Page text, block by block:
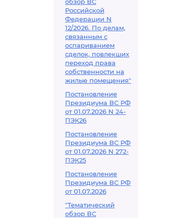
Российской
Федерации N
12/2026. По делам,
связанным с
оспариванием
сделок, повлекших
переход права
собственности на
жилые помещения"
Постановление
Президиума ВС РФ
от 01.07.2026 N 24-
ПЭК26
Постановление
Президиума ВС РФ
от 01.07.2026 N 272-
ПЭК25
Постановление
Президиума ВС РФ
от 01.07.2026
"Тематический
обзор ВС